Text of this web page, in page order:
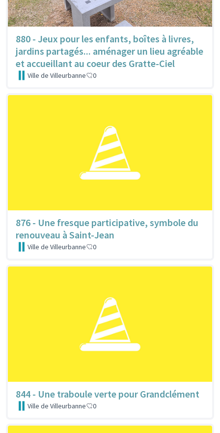
880 - Jeux pour les enfants, boîtes à livres,
jardins partagés... aménager un lieu agréable
et accueillant au coeur des Gratte-Ciel
Ville de Villeurbanne 0
876 - Une fresque participative, symbole du
renouveau à Saint-Jean
Ville de Villeurbanne 0
844 - Une traboule verte pour Grandclément
Ville de Villeurbanne 0